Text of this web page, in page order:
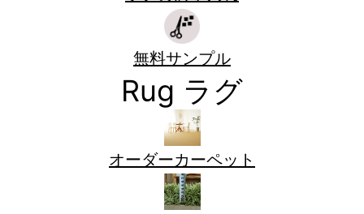
無料サンプル
Rug ラグ
オーダーカーペット